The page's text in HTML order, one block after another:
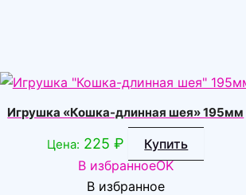
Игрушка «Кошка-длинная шея» 195мм
Цена: 225₽
Купить
В избранноеOK
В избранное